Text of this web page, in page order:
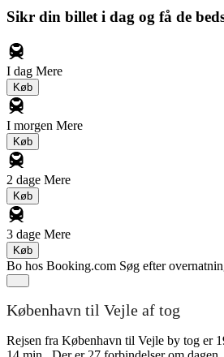
Sikr din billet i dag og få de
I dag Mere
Køb
I morgen Mere
Køb
2 dage Mere
Køb
3 dage Mere
Køb
Bo hos Booking.com Søg efter
København til Vejle af tog
Rejsen fra København til Vejle by tog er